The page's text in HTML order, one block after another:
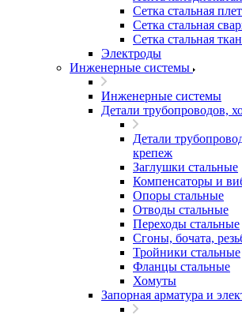
Сетка стальная
Сетка стальная
Сетка стальная
Электроды
Инженерные системы
Инженерные системы
Детали трубопроводов,
Детали
крепеж
Заглушки стальные
Компенсаторы и
Опоры стальные
Отводы стальные
Переходы стальные
Сгоны, бочата,
Тройники стальные
Фланцы стальные
Хомуты
Запорная арматура и